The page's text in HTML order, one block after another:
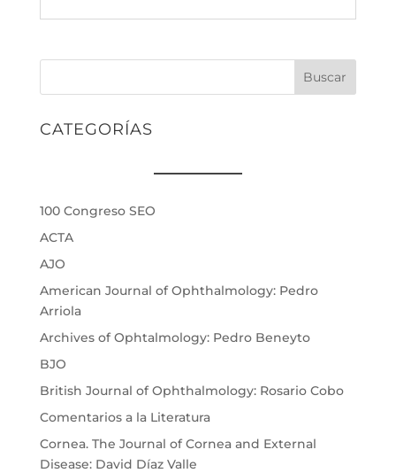
Buscar
CATEGORÍAS
100 Congreso SEO
ACTA
AJO
American Journal of Ophthalmology: Pedro
Arriola
Archives of Ophtalmology: Pedro Beneyto
BJO
British Journal of Ophthalmology: Rosario Cobo
Comentarios a la Literatura
Cornea. The Journal of Cornea and External
Disease: David Díaz Valle